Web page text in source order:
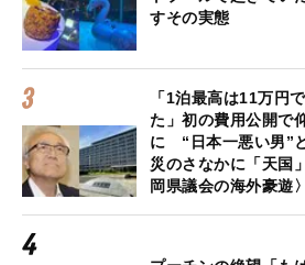
すその実態
「1泊最高は11万円
た」初の費用公開で
に “日本一悪い男”
災のさなかに「天国
岡県議会の海外豪遊〉